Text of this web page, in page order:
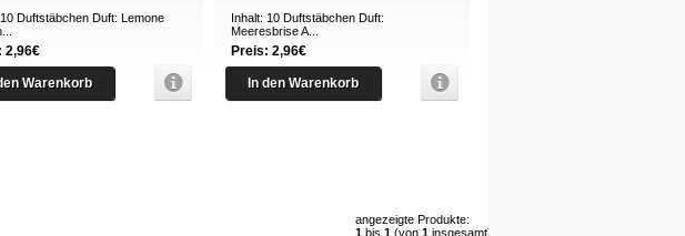
Duftstäbchen Duft: Lemone
2,96€
Warenkorb
Inhalt: 10 Duftstäbchen Duft:
Meeresbrise A...
Preis: 2,96€
In den Warenkorb
angezeigte Produkte:
1 bis 1 (von 1 insgesamt)